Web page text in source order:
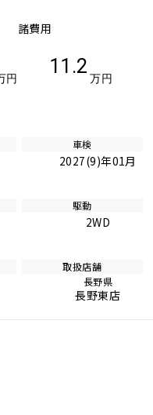
円
諸費用
11.2
万円
車検
2027(9)年01月
駆動
2WD
取扱店舗
長野県
長野東店